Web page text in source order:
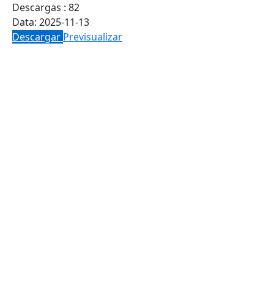
Descargas : 82
Data: 2025-11-13
Descargar Previsualizar